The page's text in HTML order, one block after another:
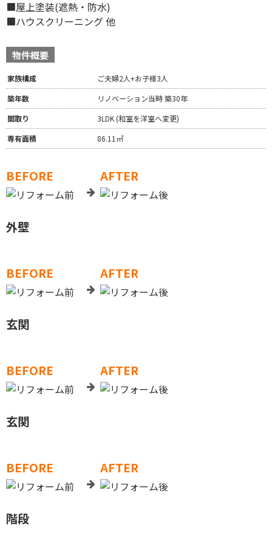
■屋上塗装(遮熱・防水)
■ハウスクリーニング 他
物件概要
家族構成
ご夫婦2人+お子様3人
築年数
リノベーション当時 築30年
間取り
3LDK (和室を洋室へ変更)
専有面積
86.11㎡
BEFORE AFTER
外壁
BEFORE AFTER
玄関
BEFORE AFTER
玄関
BEFORE AFTER
階段